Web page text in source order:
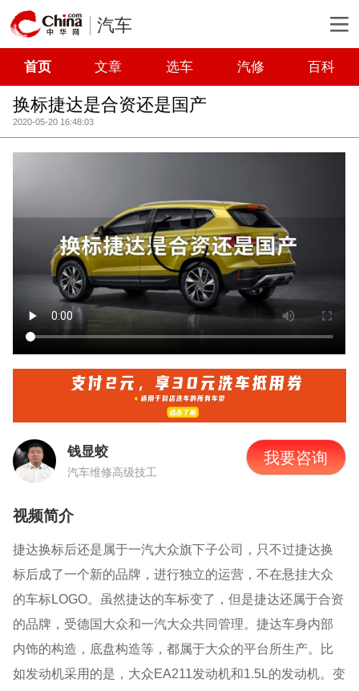
汽车
首页 文章 选车 汽修 百科
换标捷达是合资还是国产
2020-05-20 16:48:03
钱显蛟
汽车维修高级技工
我要咨询
视频简介
捷达换标后还是属于一汽大众旗下子公司，只不过捷达换
标后成了一个新的品牌，进行独立的运营，不在悬挂大众
的车标LOGO。虽然捷达的车标变了，但是捷达还属于合资
的品牌，受德国大众和一汽大众共同管理。捷达车身内部
内饰的构造，底盘构造等，都属于大众的平台所生产。比
如发动机采用的是，大众EA211发动机和1.5L的发动机。变